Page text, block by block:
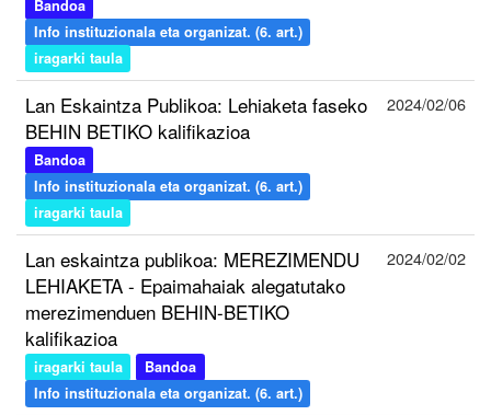
Bandoa
Info instituzionala eta organizat. (6. art.)
iragarki taula
Lan Eskaintza Publikoa: Lehiaketa faseko
BEHIN BETIKO kalifikazioa
Bandoa
Info instituzionala eta organizat. (6. art.)
iragarki taula
2024/02/06
Lan eskaintza publikoa: MEREZIMENDU
LEHIAKETA - Epaimahaiak alegatutako
merezimenduen BEHIN-BETIKO
kalifikazioa
iragarki taula
Bandoa
Info instituzionala eta organizat. (6. art.)
2024/02/02